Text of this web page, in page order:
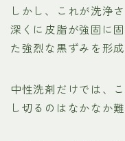
しかし、これが洗浄
深くに皮脂が強固に
た強烈な黒ずみを形
中性洗剤だけでは、
し切るのはなかなか